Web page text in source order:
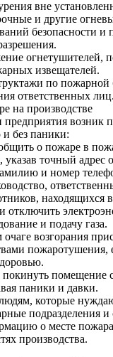
вне
и другие
безопасности и
огнетушителей,
извещателей.
по пожарной
ответственных лиц.
на производстве
предприятия возник
и без паники:
о пожаре в
точный адрес
и номер
находящихся
и подачу газа.
возгорания
пожаротушения,
помещение
паники и давки.
которые
подразделения
о месте
производства.